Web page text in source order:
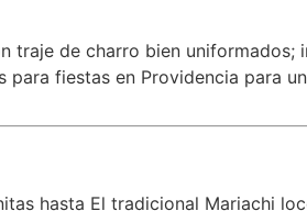
de charro bien
fiestas en Providencia para
hasta El tradicional Mariachi